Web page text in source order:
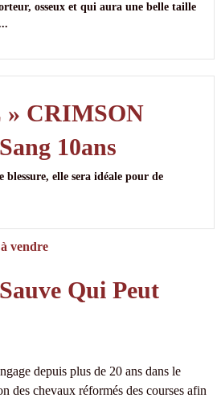
osseux et qui aura une belle taille
» CRIMSON
10ans
blessure, elle sera idéale pour de
vendre
Qui Peut
depuis plus de 20 ans dans le
des chevaux réformés des courses afin